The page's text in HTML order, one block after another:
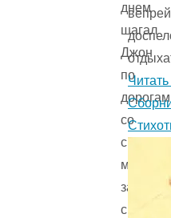
днем
шагал
Джон
по
дорогам
со
своим
мешком
за
спиной.
Читать